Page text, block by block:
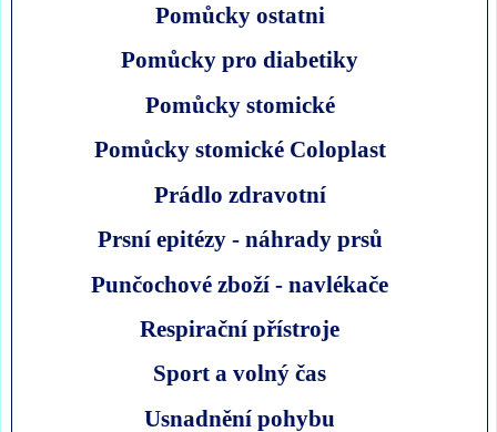
Pomůcky ostatni
Pomůcky pro diabetiky
Pomůcky stomické
Pomůcky stomické Coloplast
Prádlo zdravotní
Prsní epitézy - náhrady prsů
Punčochové zboží - navlékače
Respirační přístroje
Sport a volný čas
Usnadnění pohybu